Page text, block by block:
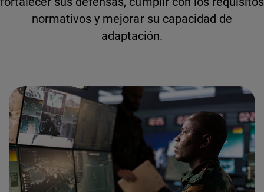
normativos y mejorar su capacidad de
adaptación.